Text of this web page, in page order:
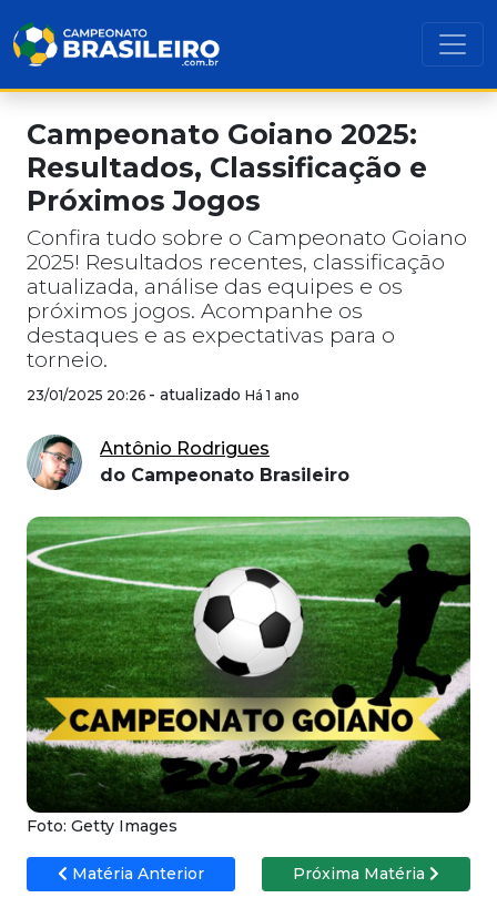
Campeonato Goiano 2025:
Resultados, Classificação e
Próximos Jogos
Confira tudo sobre o Campeonato Goiano
2025! Resultados recentes, classificação
atualizada, análise das equipes e os
próximos jogos. Acompanhe os
destaques e as expectativas para o
torneio.
23/01/2025 20:26 - atualizado Há 1 ano
Antônio Rodrigues
do Campeonato Brasileiro
Foto: Getty Images
Matéria Anterior Próxima Matéria